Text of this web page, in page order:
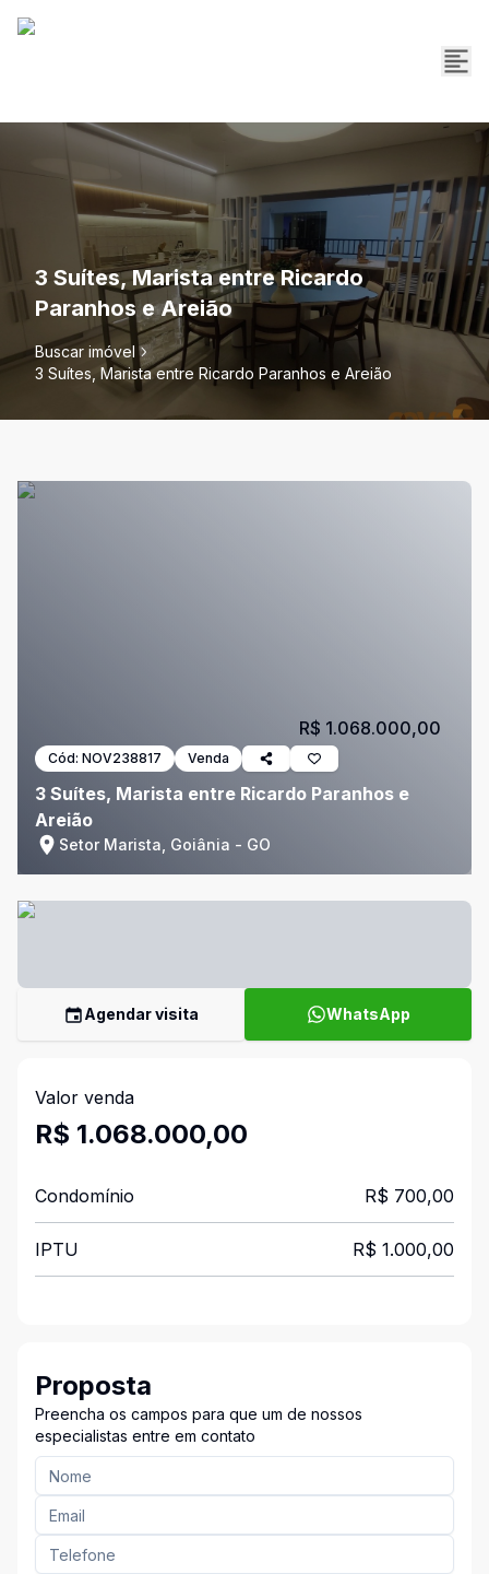
3 Suítes, Marista entre Ricardo
Paranhos e Areião
Buscar imóvel
3 Suítes, Marista entre Ricardo Paranhos e Areião
Cód: NOV238817 Venda
3 Suítes, Marista entre Ricardo Paranhos e
Areião
Setor Marista, Goiânia - GO
R$ 1.068.000,00
Agendar visita WhatsApp
Valor venda
R$ 1.068.000,00
Condomínio R$ 700,00
IPTU R$ 1.000,00
Proposta
Preencha os campos para que um de nossos
especialistas entre em contato